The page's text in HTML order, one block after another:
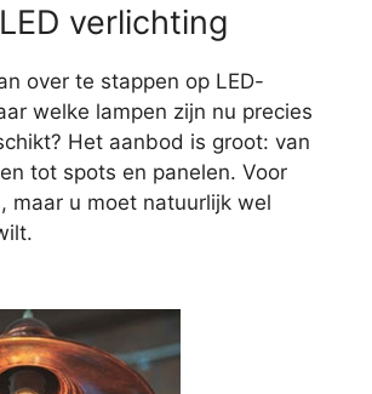
verlichting
over te stappen op LED-
welke lampen zijn nu precies
Het aanbod is groot: van
tot spots en panelen. Voor
maar u moet natuurlijk wel